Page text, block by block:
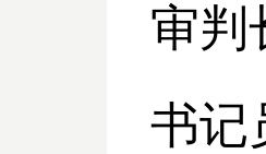
审判
书记